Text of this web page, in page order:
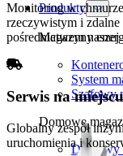
Produkty
Magazyny
System
Szafowy
Domowe
Domowy
Monitoring w
rzeczywistym i
pośrednictwem
Serwis na miejscu
Globalny zespół
uruchomienia i